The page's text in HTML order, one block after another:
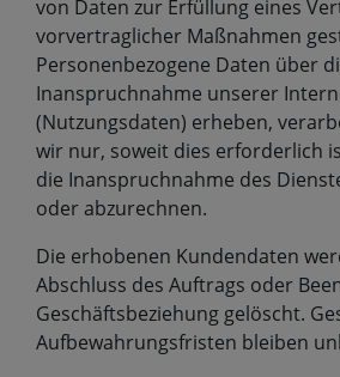
von Daten zur Erfüllung eines
vorvertraglicher Maßnahmen
Personenbezogene Daten über
Inanspruchnahme unserer
(Nutzungsdaten) erheben,
wir nur, soweit dies erforderlich
die Inanspruchnahme des
oder abzurechnen.
Die erhobenen Kundendaten
Abschluss des Auftrags oder
Geschäftsbeziehung gelöscht.
Aufbewahrungsfristen bleiben